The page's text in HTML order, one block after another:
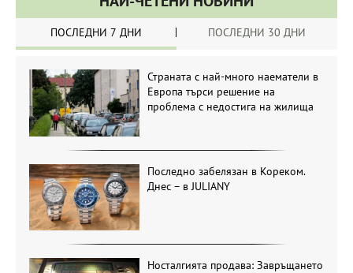
ПОСЛЕДНИ 7 ДНИ ПОСЛЕДНИ 30 ДНИ
Страната с най-много наематели в
Европа търси решение на
проблема с недостига на жилища
Последно забелязан в Кореком.
Днес – в JULIANY
Носталгията продава: Завръщането